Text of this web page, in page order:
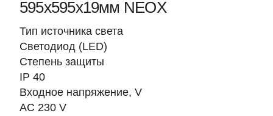
595х595х19мм NEOX
Тип источника света
Светодиод (LED)
Степень защиты
IP 40
Входное напряжение, V
AC 230 V